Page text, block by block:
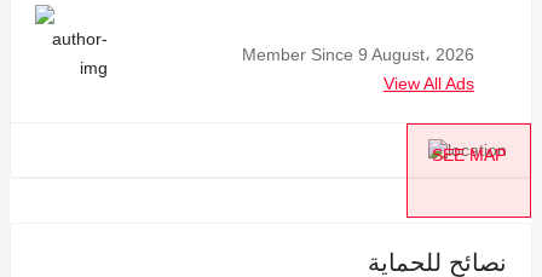
Member Since 9 August، 2026
View All Ads
SEE MAP
نصائح للحماية